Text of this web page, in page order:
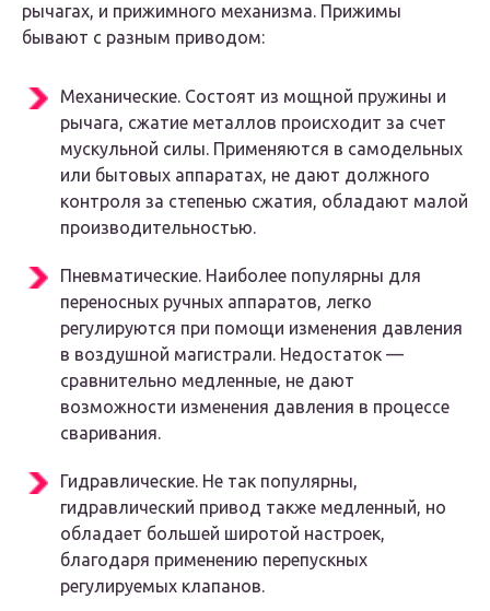
рычагах, и прижимного механизма. Прижимы
бывают с разным приводом:
Механические. Состоят из мощной пружины и
рычага, сжатие металлов происходит за счет
мускульной силы. Применяются в самодельных
или бытовых аппаратах, не дают должного
контроля за степенью сжатия, обладают малой
производительностью.
Пневматические. Наиболее популярны для
переносных ручных аппаратов, легко
регулируются при помощи изменения давления
в воздушной магистрали. Недостаток —
сравнительно медленные, не дают
возможности изменения давления в процессе
сваривания.
Гидравлические. Не так популярны,
гидравлический привод также медленный, но
обладает большей широтой настроек,
благодаря применению перепускных
регулируемых клапанов.